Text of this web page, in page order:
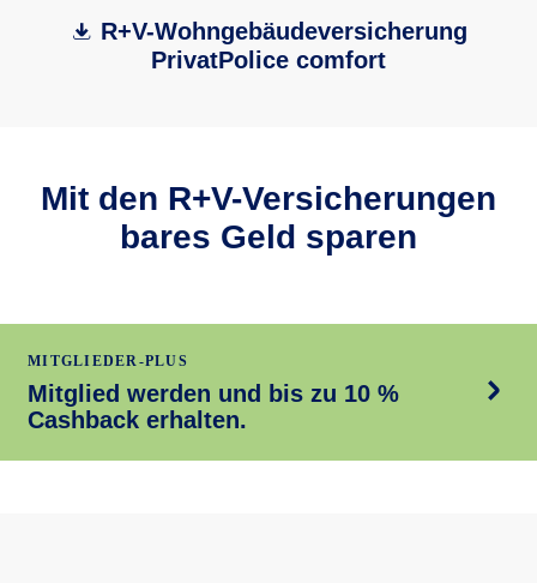
R+V-Wohngebäudeversicherung
PrivatPolice comfort
Mit den R+V-Versicherungen
bares Geld sparen
MITGLIEDER-PLUS
Mitglied werden und bis zu 10 %
Cashback erhalten.